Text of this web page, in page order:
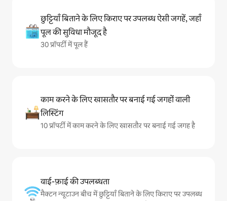
छुट्टियाँ बिताने के लिए किराए पर उपलब्ध ऐसी जगहें, जहाँ
पूल की सुविधा मौजूद है
30 प्रॉपर्टी में पूल हैं
काम करने के लिए खासतौर पर बनाई गई जगहों वाली
लिस्टिंग
10 प्रॉपर्टी में काम करने के लिए खासतौर पर बनाई गई जगह है
वाई-फ़ाई की उपलब्धता
मैक्टन न्यूटाउन बीच में छुट्टियाँ बिताने के लिए किराए पर उपलब्ध